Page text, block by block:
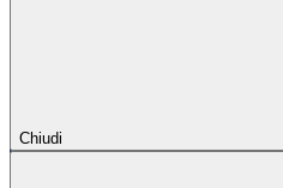
Chiudi